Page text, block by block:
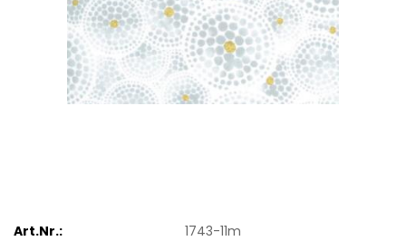
Art.Nr.:
1743-11m